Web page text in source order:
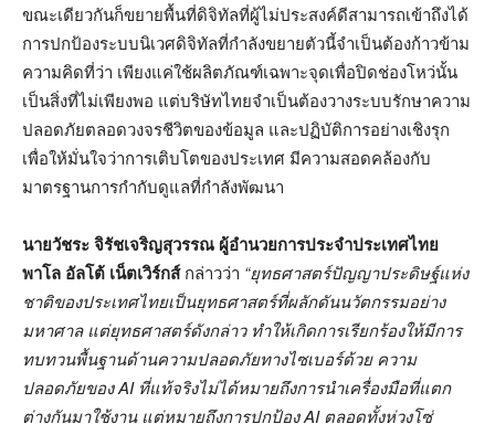
ขณะเดียวกันก็ขยายพื้นที่ดิจิทัลที่ผู้ไม่ประสงค์ดีสามารถเข้าถึงได้
การปกป้องระบบนิเวศดิจิทัลที่กำลังขยายตัวนี้จำเป็นต้องก้าวข้าม
ความคิดที่ว่า เพียงแค่ใช้ผลิตภัณฑ์เฉพาะจุดเพื่อปิดช่องโหว่นั้น
เป็นสิ่งที่ไม่เพียงพอ แต่บริษัทไทยจำเป็นต้องวางระบบรักษาความ
ปลอดภัยตลอดวงจรชีวิตของข้อมูล และปฏิบัติการอย่างเชิงรุก
เพื่อให้มั่นใจว่าการเติบโตของประเทศ มีความสอดคล้องกับ
มาตรฐานการกำกับดูแลที่กำลังพัฒนา
นายวัชระ จิรัชเจริญสุวรรณ ผู้อำนวยการประจำประเทศไทย
พาโล อัลโต้ เน็ตเวิร์กส์กล่าวว่า “ยุทธศาสตร์ปัญญาประดิษฐ์แห่ง
ชาติของประเทศไทยเป็นยุทธศาสตร์ที่ผลักดันนวัตกรรมอย่าง
มหาศาล แต่ยุทธศาสตร์ดังกล่าว ทำให้เกิดการเรียกร้องให้มีการ
ทบทวนพื้นฐานด้านความปลอดภัยทางไซเบอร์ด้วย ความ
ปลอดภัยของAI ที่แท้จริงไม่ได้หมายถึงการนำเครื่องมือที่แตก
ต่างกันมาใช้งาน แต่หมายถึงการปกป้อง AI ตลอดทั้งห่วงโซ่